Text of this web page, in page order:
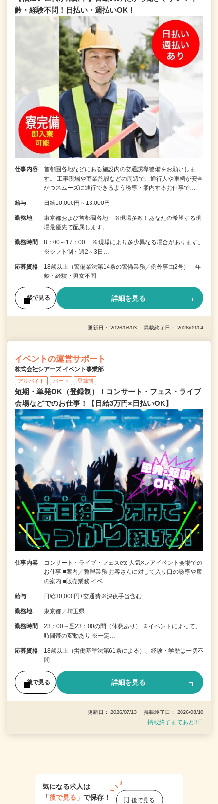
齢・経験不問！日払い・週払いOK！
仕事内容
首都圏各地などにある施設内の交通誘導警備をお願いしま
す。 工事現場や商業施設などの周辺で、通行人や車輌が安全
かつスムーズに通行できるよう誘導・案内するお仕事で…
給与 日給10,000円～13,000円
勤務地
東京都および首都圏各地 ※現場多数！あなたの希望する現
場最優先で配属します。
勤務時間
8：00～17：00 ※現場により多少異なる場合があります。
※シフト制・週2～3日…
応募資格
18歳以上（警備業法第14条の警備業務／例外事由2号） 年
齢・経験・男女不問
後で見る 詳細を見る
更新日： 2026/08/03 掲載終了日： 2026/09/04
イベントの運営サポート
株式会社シアーズ イベント事業部
アルバイト パート 登録制
短期・単発OK（登録制）！コンサート・フェス・ライブ
会場などでのお仕事！【日給3万円×日払いOK】
仕事内容
コンサート・ライブ・フェスetc 人気×レアイベント会場での
お仕事 ■案内／整理業務 お客さんに対して入り口の誘導や席
の案内 ■販売業務 イベ…
給与 日給30,000円+交通費※深夜手当含む
勤務地 東京都／埼玉県
勤務時間
23：00～翌23：00の間（休憩あり） ※イベントによって、
時間帯の変動あり ※一定…
応募資格
18歳以上（労働基準法第61条による）、経験・学歴は一切不
問
後で見る 詳細を見る
更新日： 2026/07/13 掲載終了日： 2026/08/10
掲載終了まであと3日
1
気になる求人は
「後で見る 」で保存！